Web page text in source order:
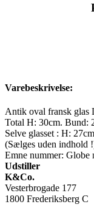
Varebeskrivelse:
Antik oval fransk glas
Total H: 30cm. Bund:
Selve glasset : H:
(Sælges uden indhold
Emne nummer: Globe
Udstiller
K&Co.
Vesterbrogade 177
1800 Frederiksberg C